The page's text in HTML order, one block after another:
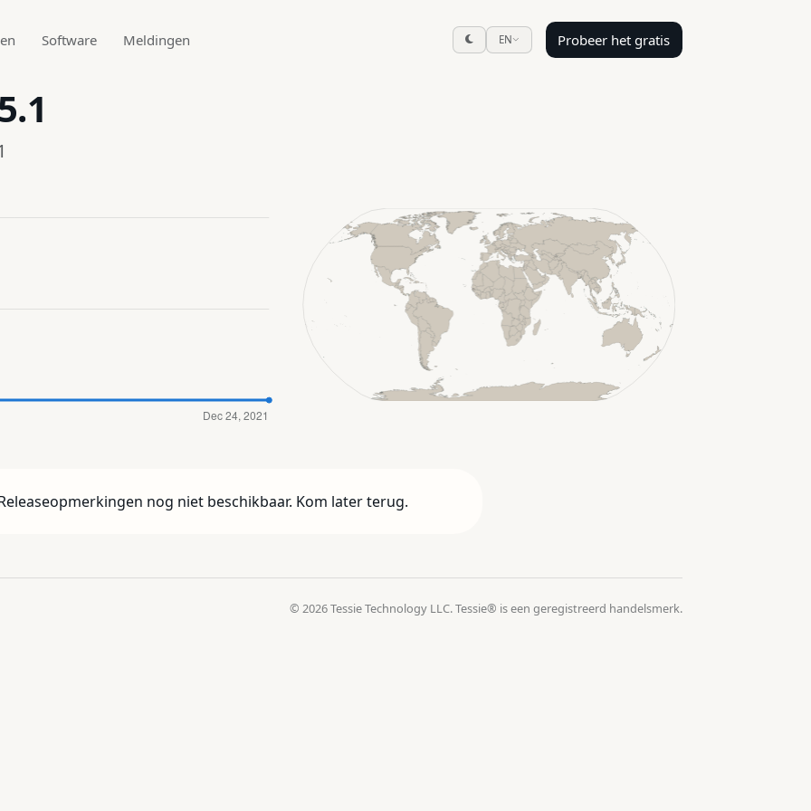
Software Meldingen EN Probeer het gratis
nog niet beschikbaar. Kom later terug.
© 2026 Tessie Technology LLC. Tessie® is een geregistreerd handelsmerk.